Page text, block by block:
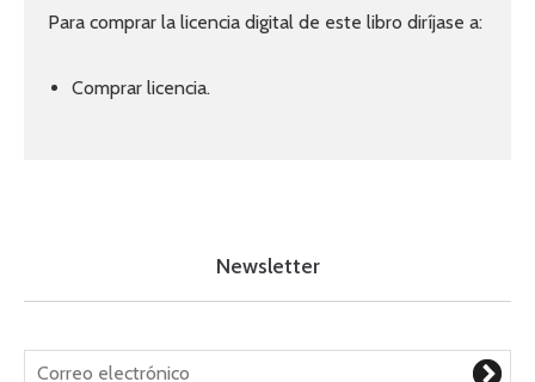
Para comprar la licencia digital de este libro diríjase a:
Comprar licencia.
Newsletter